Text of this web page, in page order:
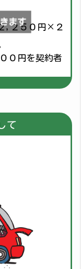
,２５０円×２０
約者にお支
す
て